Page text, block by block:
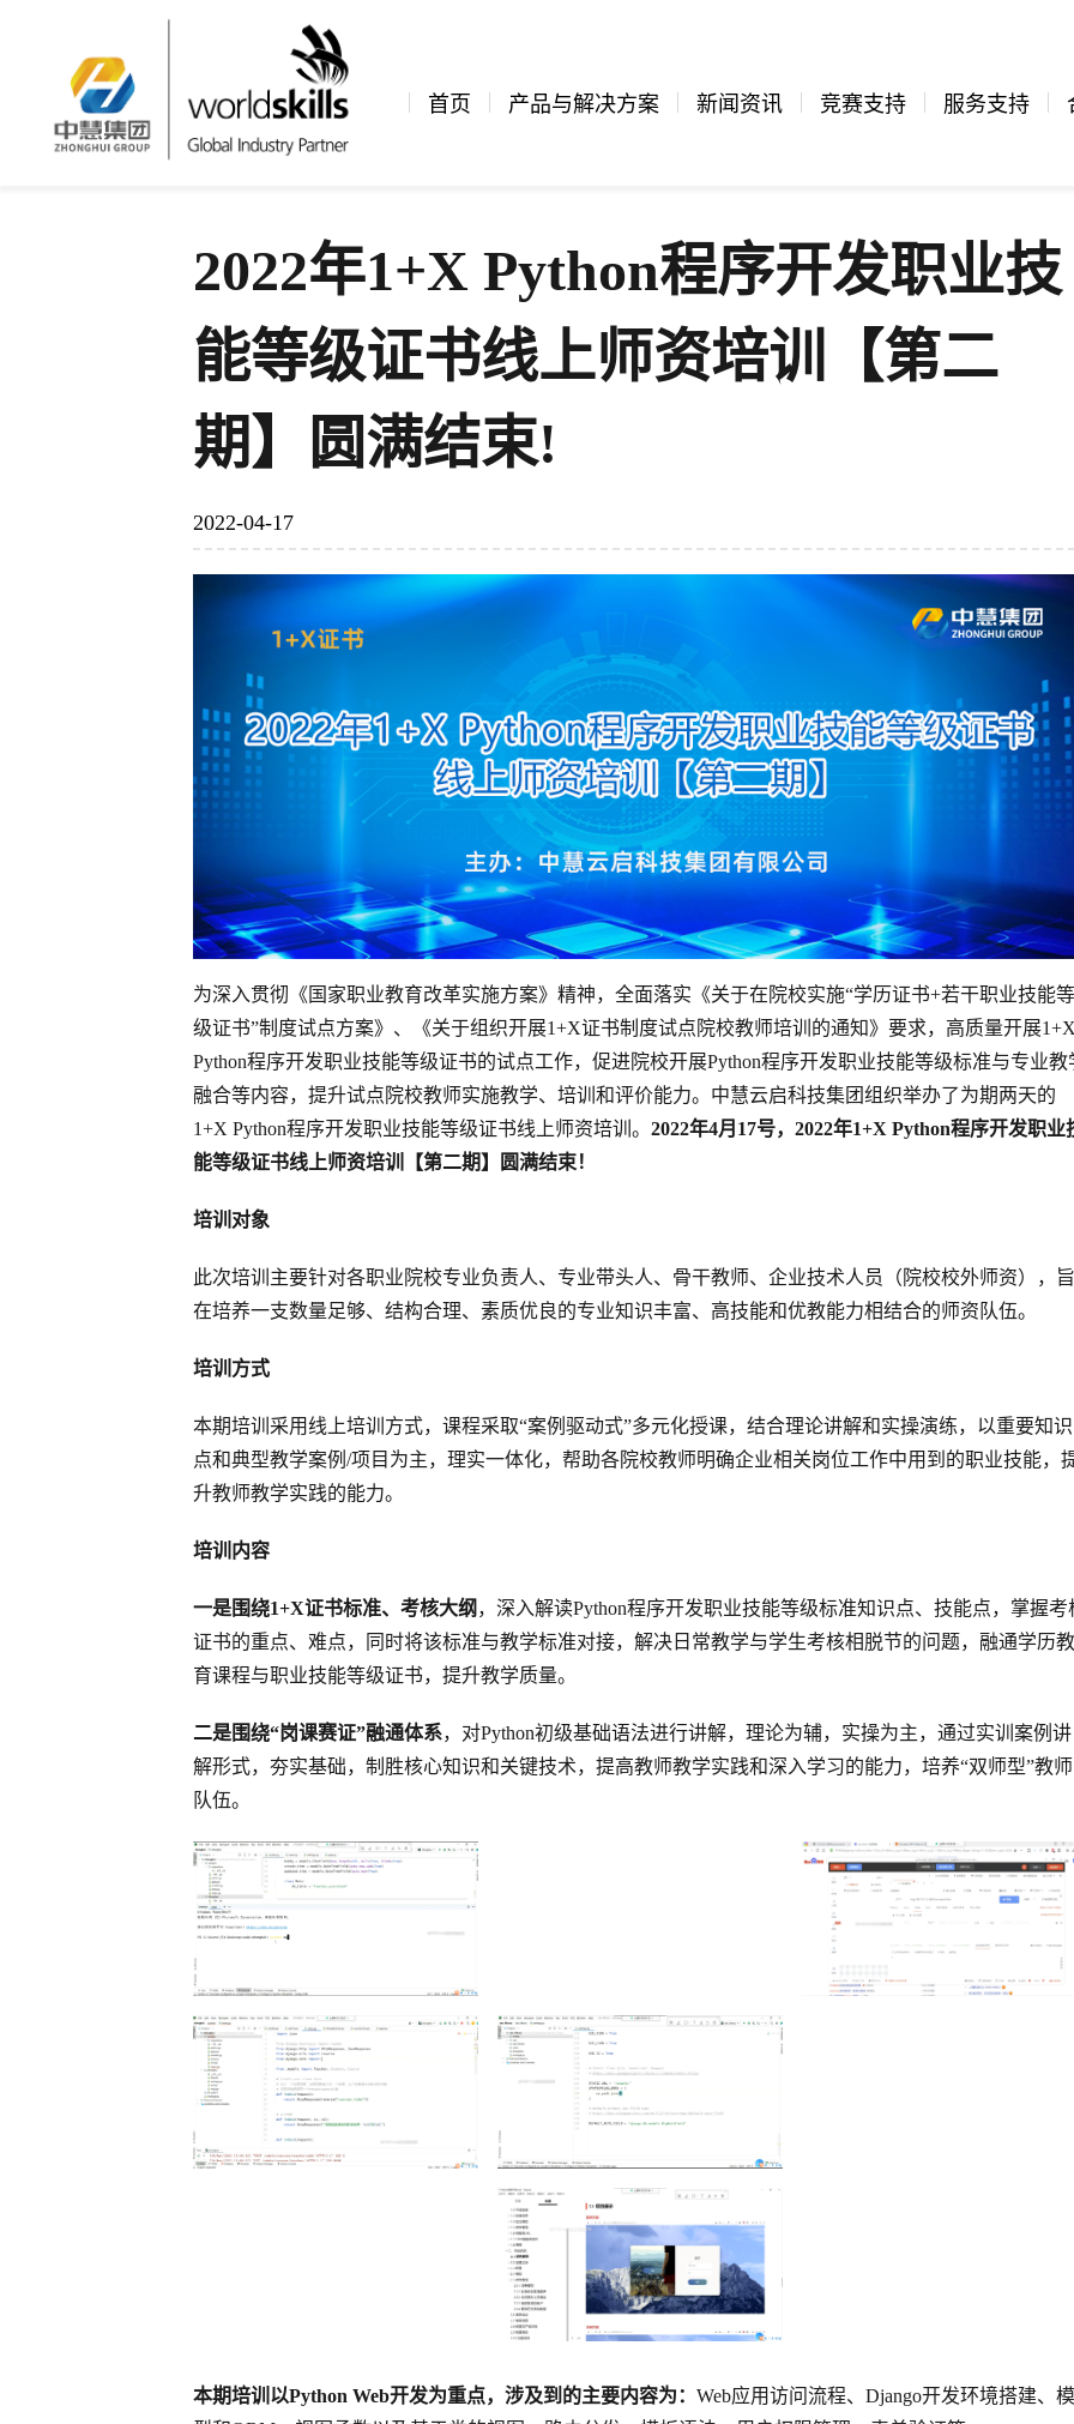
首页 产品与解决方案 新闻资讯 竞赛支持 服务支持
公司新闻 文章详情
2022年1+X Python程序开发职业技
能等级证书线上师资培训【第二
期】圆满结束!
2022-04-17
为深入贯彻《国家职业教育改革实施方案》精神，全面落实《关于在院校实施“学历证书+若干职业技能等
级证书”制度试点方案》、《关于组织开展1+X证书制度试点院校教师培训的通知》要求，高质量开展1+X
Python程序开发职业技能等级证书的试点工作，促进院校开展Python程序开发职业技能等级标准与专业教
融合等内容，提升试点院校教师实施教学、培训和评价能力。中慧云启科技集团组织举办了为期两天的
1+X Python程序开发职业技能等级证书线上师资培训。2022年4月17号，2022年1+X Python程序开发职业
能等级证书线上师资培训【第二期】圆满结束！
培训对象
此次培训主要针对各职业院校专业负责人、专业带头人、骨干教师、企业技术人员（院校校外师资），旨
在培养一支数量足够、结构合理、素质优良的专业知识丰富、高技能和优教能力相结合的师资队伍。
培训方式
本期培训采用线上培训方式，课程采取“案例驱动式”多元化授课，结合理论讲解和实操演练，以重要知识
点和典型教学案例/项目为主，理实一体化，帮助各院校教师明确企业相关岗位工作中用到的职业技能，
升教师教学实践的能力。
培训内容
一是围绕1+X证书标准、考核大纲 ，深入解读Python程序开发职业技能等级标准知识点、技能点，掌握考
证书的重点、难点，同时将该标准与教学标准对接，解决日常教学与学生考核相脱节的问题，融通学历教
育课程与职业技能等级证书，提升教学质量。
二是围绕“岗课赛证”融通体系，对Python初级基础语法进行讲解，理论为辅，实操为主，通过实训案例讲
解形式，夯实基础，制胜核心知识和关键技术，提高教师教学实践和深入学习的能力，培养“双师型”教师
队伍。
本期培训以Python Web开发为重点，涉及到的主要内容为：Web应用访问流程、Django开发环境搭建、模